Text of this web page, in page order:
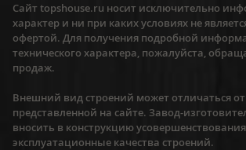
Сайт topshouse.ru носит исключительно
характер и ни при каких условиях не
офертой. Для получения подробной
технического характера, пожалуйста,
продаж.
Внешний вид строений может отличаться
представленной на сайте. Завод-
вносить в конструкцию
эксплуатационные качества строений.